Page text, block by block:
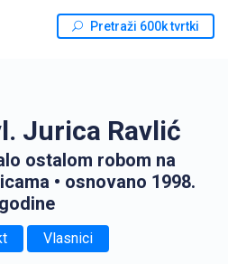
Pretraži 600k tvrtki
Jurica Ravlić
ostalom robom na
• osnovano 1998.
godine
Vlasnici